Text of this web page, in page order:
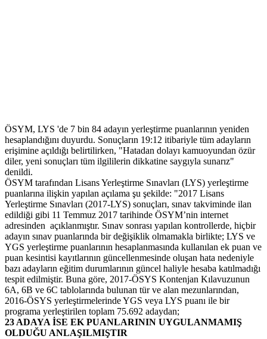
ÖSYM, LYS 'de 7 bin 84 adayın yerleştirme puanlarının yeniden
hesaplandığını duyurdu. Sonuçların 19:12 itibariyle tüm adayların
erişimine açıldığı belirtilirken, "Hatadan dolayı kamuoyundan özür
diler, yeni sonuçları tüm ilgililerin dikkatine saygıyla sunarız"
denildi.
ÖSYM tarafından Lisans Yerleştirme Sınavları (LYS) yerleştirme
puanlarına ilişkin yapılan açılama şu şekilde: "2017 Lisans
Yerleştirme Sınavları (2017-LYS) sonuçları, sınav takviminde ilan
edildiği gibi 11 Temmuz 2017 tarihinde ÖSYM’nin internet
adresinden açıklanmıştır. Sınav sonrası yapılan kontrollerde, hiçbir
adayın sınav puanlarında bir değişiklik olmamakla birlikte; LYS ve
YGS yerleştirme puanlarının hesaplanmasında kullanılan ek puan ve
puan kesintisi kayıtlarının güncellenmesinde oluşan hata nedeniyle
bazı adayların eğitim durumlarının güncel haliyle hesaba katılmadığı
tespit edilmiştir. Buna göre, 2017-ÖSYS Kontenjan Kılavuzunun
6A, 6B ve 6C tablolarında bulunan tür ve alan mezunlarından,
2016-ÖSYS yerleştirmelerinde YGS veya LYS puanı ile bir
programa yerleştirilen toplam 75.692 adaydan;
23 ADAYA İSE EK PUANLARININ UYGULANMAMIŞ
OLDUĞU ANLAŞILMIŞTIR